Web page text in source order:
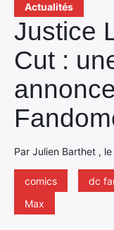
Actualités
Justice
Cut :
Par Julien Barthet ,
comics dc
Max